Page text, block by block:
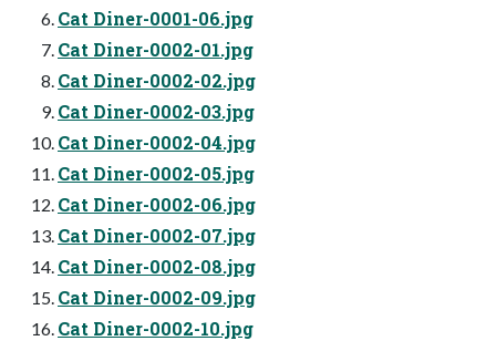
Cat Diner-0001-06.jpg
Cat Diner-0002-01.jpg
Cat Diner-0002-02.jpg
Cat Diner-0002-03.jpg
Cat Diner-0002-04.jpg
Cat Diner-0002-05.jpg
Cat Diner-0002-06.jpg
Cat Diner-0002-07.jpg
Cat Diner-0002-08.jpg
Cat Diner-0002-09.jpg
Cat Diner-0002-10.jpg